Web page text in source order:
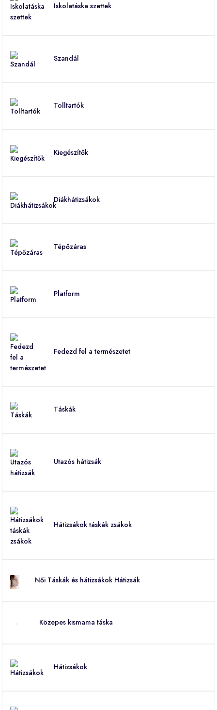
Iskolatáska szettek
Szandál
Tolltartók
Kiegészítők
Diákhátizsákok
Tépőzáras
Platform
Fedezd fel a természetet
Táskák
Utazós hátizsák
Hátizsákok táskák zsákok
Női Táskák és hátizsákok Hátizsák
Közepes kismama táska
Hátizsákok